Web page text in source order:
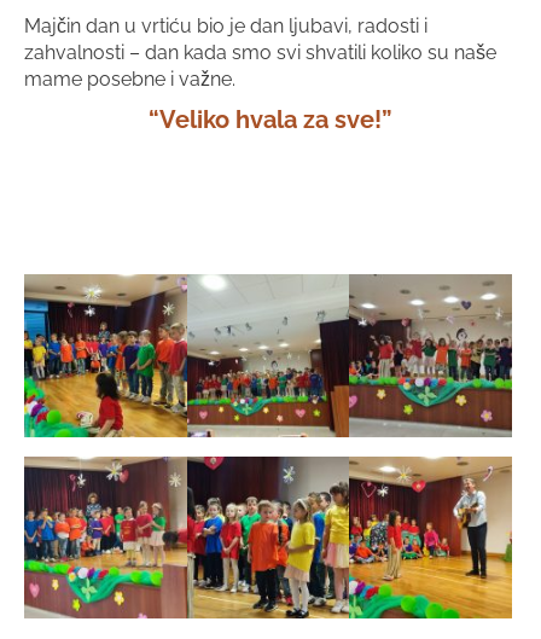
Majčin dan u vrtiću bio je dan ljubavi, radosti i
zahvalnosti – dan kada smo svi shvatili koliko su naše
mame posebne i važne.
“Veliko hvala za sve!”